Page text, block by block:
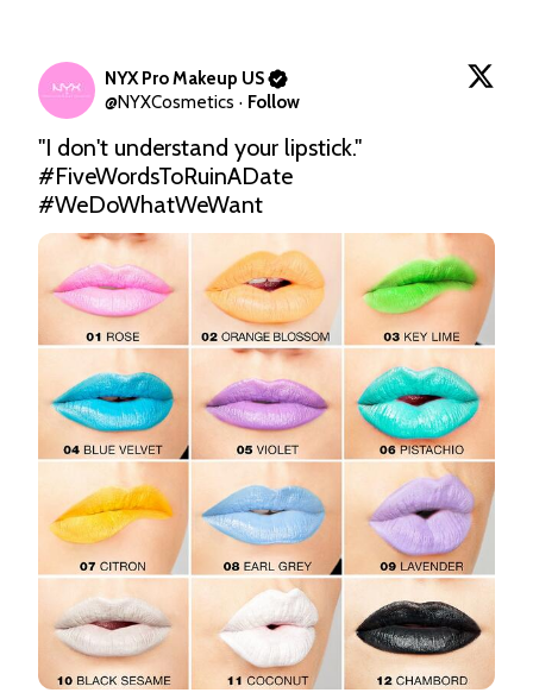
NYX Pro Makeup US
@NYXCosmetics · Follow
#FiveWordsToRuinADate
#WeDoWhatWeWant